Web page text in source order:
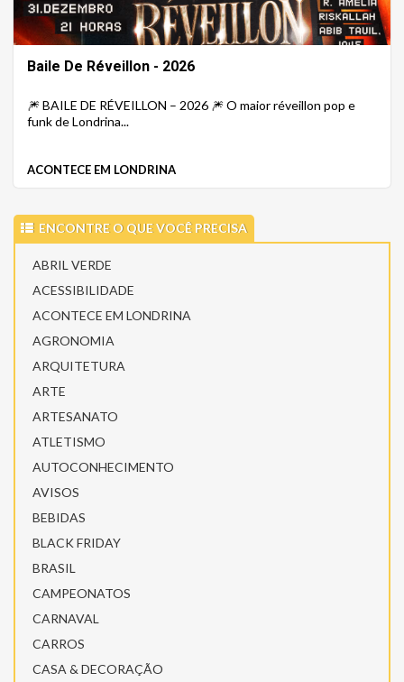
Baile De Réveillon - 2026
🎆 BAILE DE RÉVEILLON – 2026 🎆 O maior réveillon pop e
funk de Londrina...
ACONTECE EM LONDRINA
ENCONTRE O QUE VOCÊ PRECISA
ABRIL VERDE
ACESSIBILIDADE
ACONTECE EM LONDRINA
AGRONOMIA
ARQUITETURA
ARTE
ARTESANATO
ATLETISMO
AUTOCONHECIMENTO
AVISOS
BEBIDAS
BLACK FRIDAY
BRASIL
CAMPEONATOS
CARNAVAL
CARROS
CASA & DECORAÇÃO